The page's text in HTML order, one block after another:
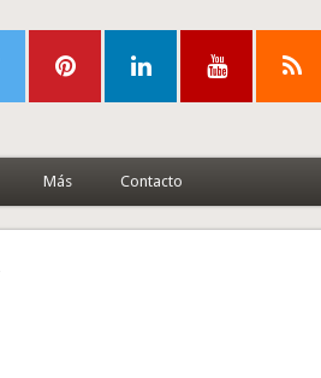
Más Contacto